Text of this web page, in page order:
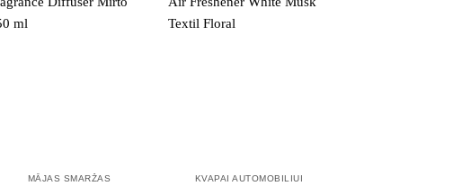
MĀJAS SMARŽAS KVAPAI AUTOMOBILIUI